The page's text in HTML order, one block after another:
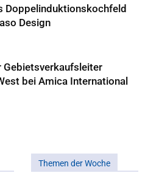
Doppelinduktionskochfeld
Design
Gebietsverkaufsleiter
bei Amica International
Themen der Woche